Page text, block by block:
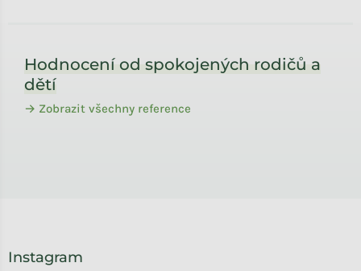
Hodnocení od spokojených rodičů a
dětí
→ Zobrazit všechny reference
Instagram